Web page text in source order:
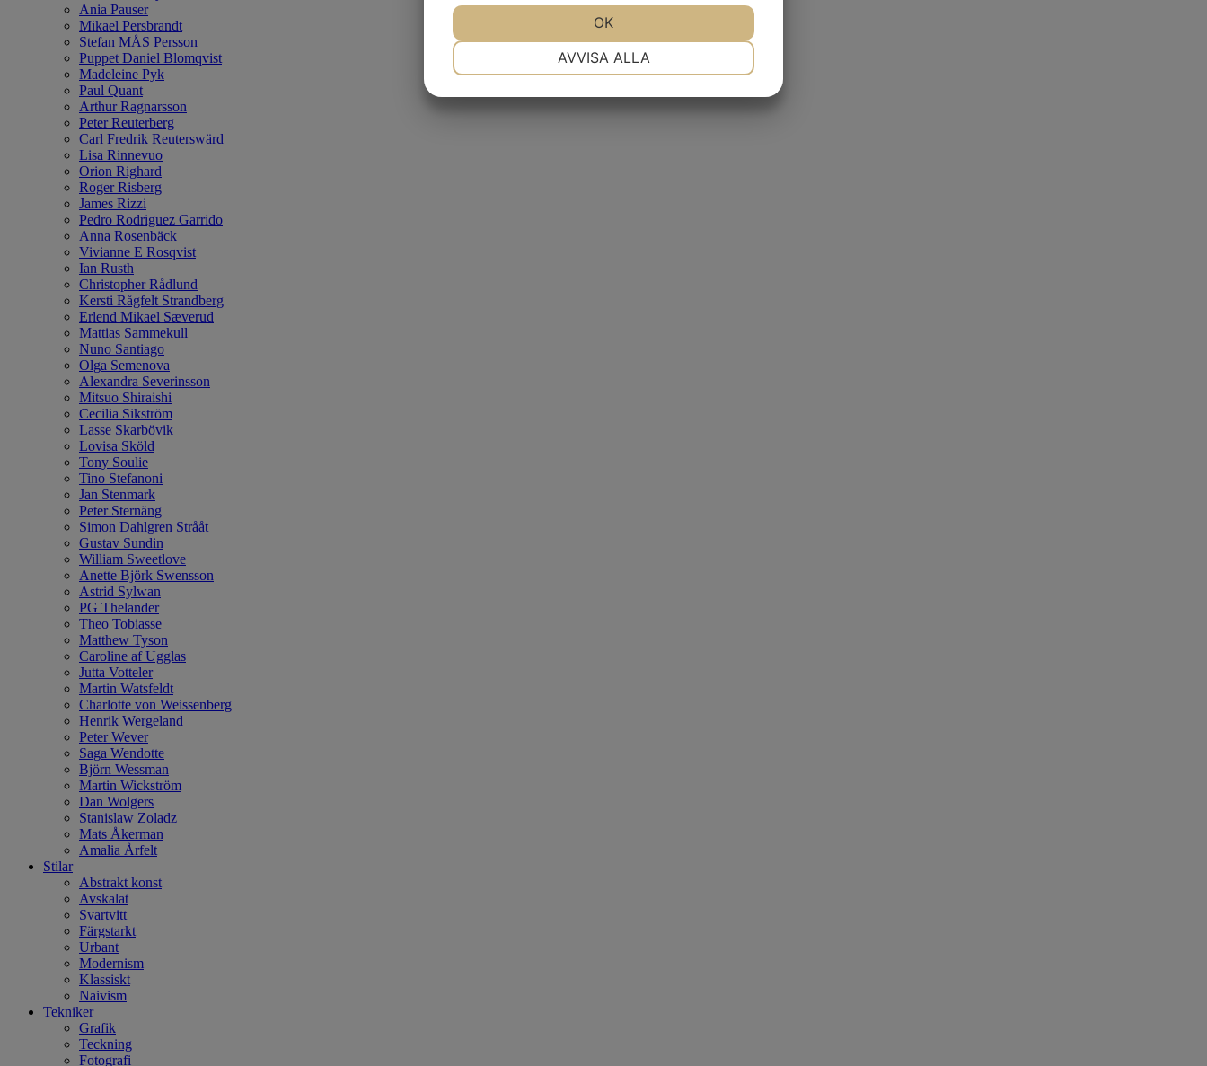
Ania Pauser
Mikael Persbrandt
Stefan MÅS Persson
Puppet Daniel Blomqvist
Madeleine Pyk
Paul Quant
Arthur Ragnarsson
Peter Reuterberg
Carl Fredrik Reuterswärd
Lisa Rinnevuo
Orion Righard
Roger Risberg
James Rizzi
Pedro Rodriguez Garrido
Anna Rosenbäck
Vivianne E Rosqvist
Ian Rusth
Christopher Rådlund
Kersti Rågfelt Strandberg
Erlend Mikael Sæverud
Mattias Sammekull
Nuno Santiago
Olga Semenova
Alexandra Severinsson
Mitsuo Shiraishi
Cecilia Sikström
Lasse Skarbövik
Lovisa Sköld
Tony Soulie
Tino Stefanoni
Jan Stenmark
Peter Sternäng
Simon Dahlgren Strååt
Gustav Sundin
William Sweetlove
Anette Björk Swensson
Astrid Sylwan
PG Thelander
Theo Tobiasse
Matthew Tyson
Caroline af Ugglas
Jutta Votteler
Martin Watsfeldt
Charlotte von Weissenberg
Henrik Wergeland
Peter Wever
Saga Wendotte
Björn Wessman
Martin Wickström
Dan Wolgers
Stanislaw Zoladz
Mats Åkerman
Amalia Årfelt
Stilar
Abstrakt konst
Avskalat
Svartvitt
Färgstarkt
Urbant
Modernism
Klassiskt
Naivism
Tekniker
Grafik
Teckning
Fotografi
AVVISA ALLA
OK